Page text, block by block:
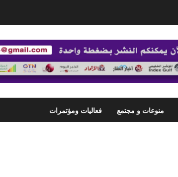
منوعات و مجتمع فعاليات ومؤتمرات